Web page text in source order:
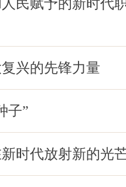
民赋予的新时
兴的先锋力量
子”
时代放射新的光